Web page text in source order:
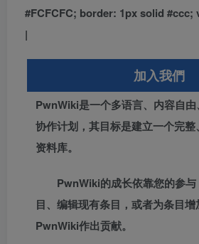
#FCFCFC; border: 1px solid
|
加入我們
PwnWiki是一个多语言、内容自
协作计划，其目标是建立一个完
资料库。
PwnWiki的成长依靠您的参
目、编辑现有条目，或者为条目
PwnWiki作出贡献。